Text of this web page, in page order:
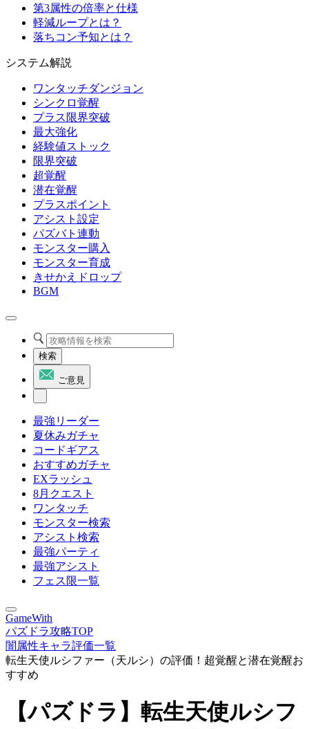
第3属性の倍率と仕様
軽減ループとは？
落ちコン予知とは？
システム解説
ワンタッチダンジョン
シンクロ覚醒
プラス限界突破
最大強化
経験値ストック
限界突破
超覚醒
潜在覚醒
プラスポイント
アシスト設定
パズバト連動
モンスター購入
モンスター育成
きせかえドロップ
BGM
検索
ご意見
最強リーダー
夏休みガチャ
コードギアス
おすすめガチャ
EXラッシュ
8月クエスト
ワンタッチ
モンスター検索
アシスト検索
最強パーティ
最強アシスト
フェス限一覧
GameWith
パズドラ攻略TOP
闇属性キャラ評価一覧
転生天使ルシファー（天ルシ）の評価！超覚醒と潜在覚醒お
すすめ
【パズドラ】転生天使ルシフ